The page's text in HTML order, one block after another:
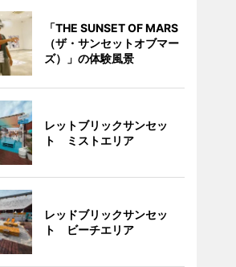
「THE SUNSET OF MARS
（ザ・サンセットオブマー
ズ）」の体験風景
レットブリックサンセッ
ト ミストエリア
レッドブリックサンセッ
ト ビーチエリア